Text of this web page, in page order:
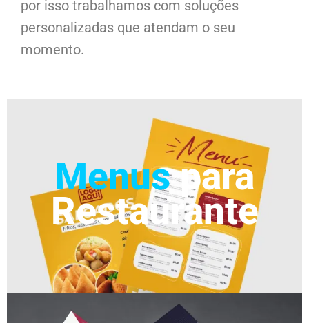
por isso trabalhamos com soluções
personalizadas que atendam o seu
momento.
Menuspara
Restaurante